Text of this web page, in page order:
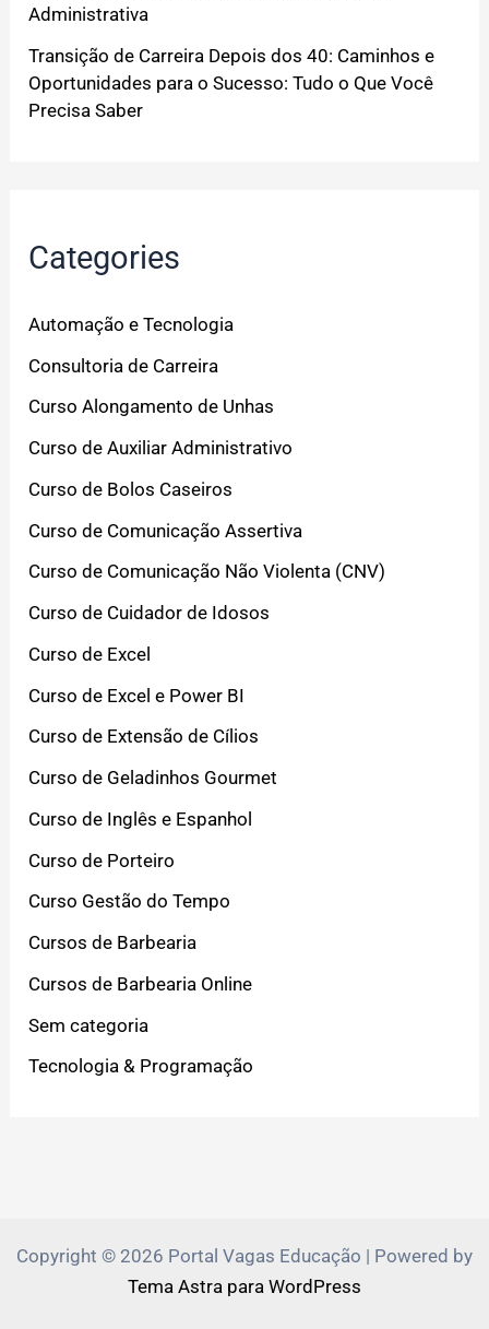
Administrativa
Transição de Carreira Depois dos 40: Caminhos e
Oportunidades para o Sucesso: Tudo o Que Você
Precisa Saber
Categories
Automação e Tecnologia
Consultoria de Carreira
Curso Alongamento de Unhas
Curso de Auxiliar Administrativo
Curso de Bolos Caseiros
Curso de Comunicação Assertiva
Curso de Comunicação Não Violenta (CNV)
Curso de Cuidador de Idosos
Curso de Excel
Curso de Excel e Power BI
Curso de Extensão de Cílios
Curso de Geladinhos Gourmet
Curso de Inglês e Espanhol
Curso de Porteiro
Curso Gestão do Tempo
Cursos de Barbearia
Cursos de Barbearia Online
Sem categoria
Tecnologia & Programação
Copyright © 2026 Portal Vagas Educação | Powered by
Tema Astra para WordPress